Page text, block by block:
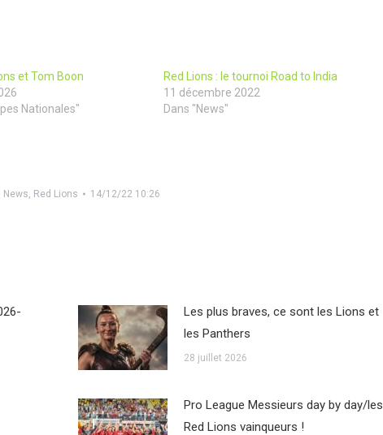
et Tom Boon
Nationales"
Red Lions : le tournoi Road to India
11 décembre 2022
Dans "News"
News Red Lions 14/12/22 10:26
Les plus braves, ce sont les Lions et
les Panthers
28 juillet 2026
Pro League Messieurs day by day/les
Red Lions vainqueurs !